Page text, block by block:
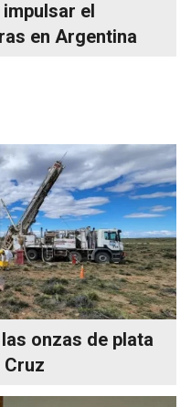
el
en Argentina
onzas de plata
Cruz